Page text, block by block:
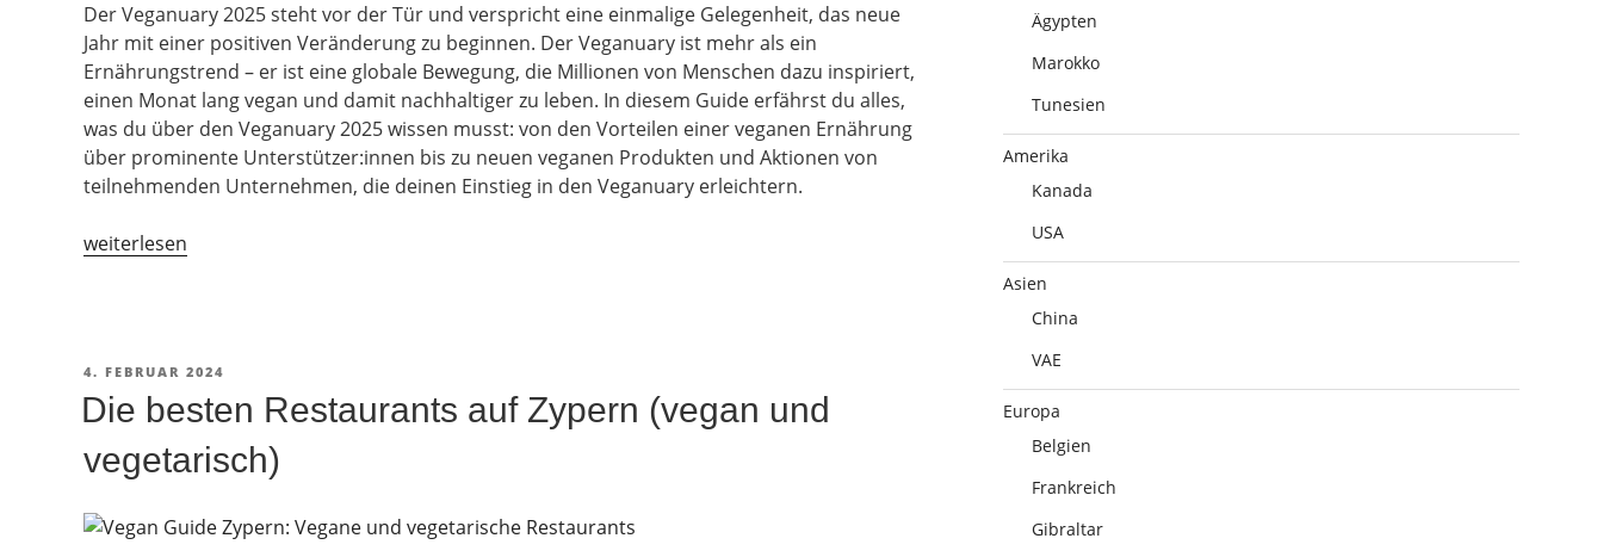
Der Veganuary 2025 steht vor der Tür und verspricht eine einmalige Gelegenheit, das neue
Jahr mit einer positiven Veränderung zu beginnen. Der Veganuary ist mehr als ein
Ernährungstrend – er ist eine globale Bewegung, die Millionen von Menschen dazu inspiriert,
einen Monat lang vegan und damit nachhaltiger zu leben. In diesem Guide erfährst du alles,
was du über den Veganuary 2025 wissen musst: von den Vorteilen einer veganen Ernährung
über prominente Unterstützer:innen bis zu neuen veganen Produkten und Aktionen von
teilnehmenden Unternehmen, die deinen Einstieg in den Veganuary erleichtern.
„Veganuary
mehr“
weiterlesen
VERÖFFENTLICHT
4. FEBRUAR 2024
Die besten Restaurants auf Zypern (vegan und
vegetarisch)
Ägypten
Marokko
Tunesien
Amerika
Kanada
USA
Asien
China
VAE
Europa
Belgien
Frankreich
Gibraltar